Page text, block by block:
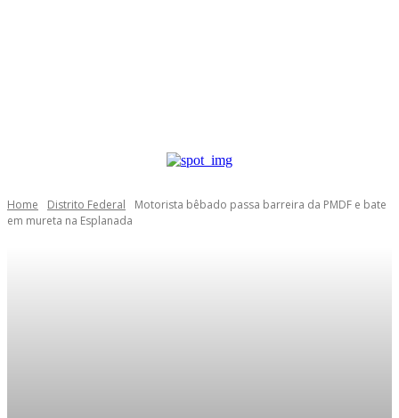
Home Distrito Federal
Motorista bêbado passa barreira da PMDF e bate
em mureta na Esplanada